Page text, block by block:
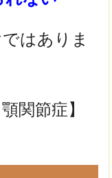
はありま
関節症】